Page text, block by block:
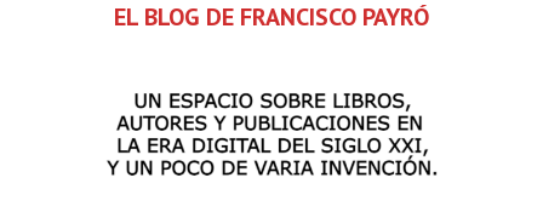
EL BLOG DE FRANCISCO PAYRÓ